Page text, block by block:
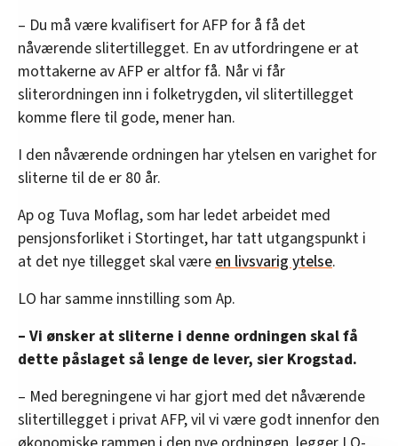
– Du må være kvalifisert for AFP for å få det
nåværende slitertillegget. En av utfordringene er at
mottakerne av AFP er altfor få. Når vi får
sliterordningen inn i folketrygden, vil slitertillegget
komme flere til gode, mener han.
I den nåværende ordningen har ytelsen en varighet for
sliterne til de er 80 år.
Ap og Tuva Moflag, som har ledet arbeidet med
pensjonsforliket i Stortinget, har tatt utgangspunkt i
at det nye tillegget skal være en livsvarig ytelse.
LO har samme innstilling som Ap.
– Vi ønsker at sliterne i denne ordningen skal få
dette påslaget så lenge de lever, sier Krogstad.
– Med beregningene vi har gjort med det nåværende
slitertillegget i privat AFP, vil vi være godt innenfor den